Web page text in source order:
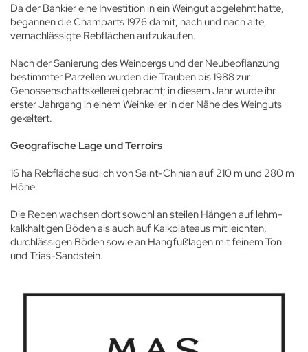
Da der Bankier eine Investition in ein Weingut abgelehnt hatte,
begannen die Champarts 1976 damit, nach und nach alte,
vernachlässigte Rebflächen aufzukaufen.
Nach der Sanierung des Weinbergs und der Neubepflanzung
bestimmter Parzellen wurden die Trauben bis 1988 zur
Genossenschaftskellerei gebracht; in diesem Jahr wurde ihr
erster Jahrgang in einem Weinkeller in der Nähe des Weinguts
gekeltert.
Geografische Lage und Terroirs
16 ha Rebfläche südlich von Saint-Chinian auf 210 m und 280 m
Höhe.
Die Reben wachsen dort sowohl an steilen Hängen auf lehm-
kalkhaltigen Böden als auch auf Kalkplateaus mit leichten,
durchlässigen Böden sowie an Hangfußlagen mit feinem Ton
und Trias-Sandstein.